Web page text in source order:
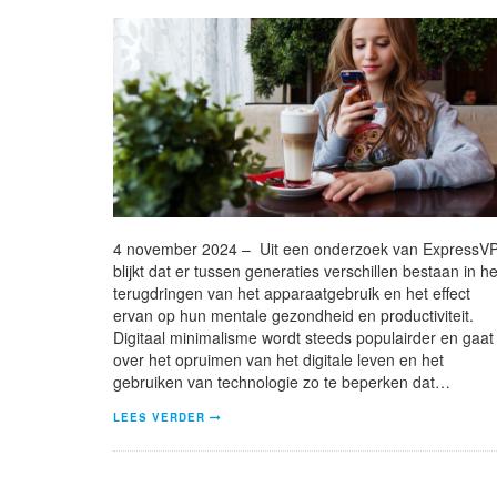
4 november 2024 – Uit een onderzoek van
blijkt dat er tussen generaties verschillen bestaan ​​in
terugdringen van het apparaatgebruik en het effect
ervan op hun mentale gezondheid en productiviteit.
Digitaal minimalisme wordt steeds populairder en gaat
over het opruimen van het digitale leven en het
gebruiken van technologie zo te beperken dat…
LEES VERDER